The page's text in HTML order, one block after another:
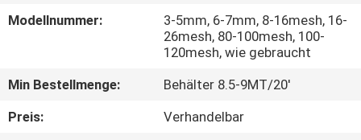
FABRIK-
QUALITÄTSKONTROLLE
Modellnummer:
3-5mm, 6-7mm, 8-16mesh, 16-
26mesh, 80-100mesh, 100-
120mesh, wie gebraucht
Min Bestellmenge:
Behälter 8.5-9MT/20'
Preis:
Verhandelbar